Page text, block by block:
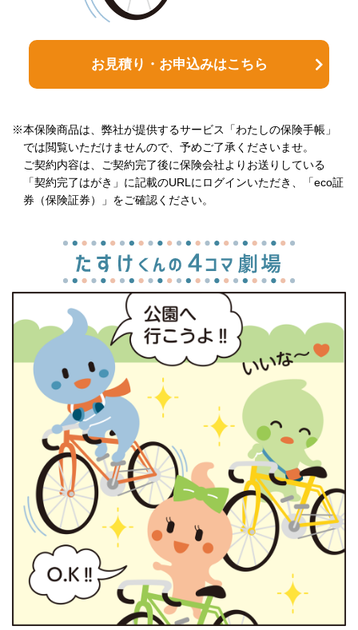
お見積り・お申込みはこちら
※本保険商品は、弊社が提供するサービス「わたしの保険手帳」
では閲覧いただけませんので、予めご了承くださいませ。
ご契約内容は、ご契約完了後に保険会社よりお送りしている
「契約完了はがき」に記載のURLにログインいただき、「eco証
券（保険証券）」をご確認ください。